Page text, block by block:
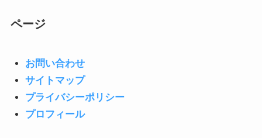
ページ
お問い合わせ
サイトマップ
プライバシーポリシー
プロフィール